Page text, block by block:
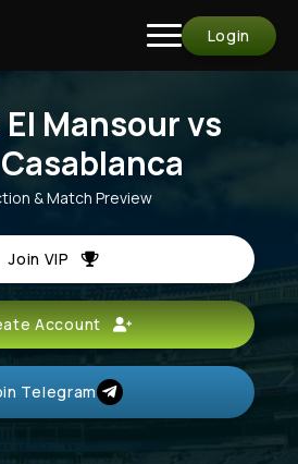
Login
Mansour vs
& Match Preview
Join VIP
Account
Telegram